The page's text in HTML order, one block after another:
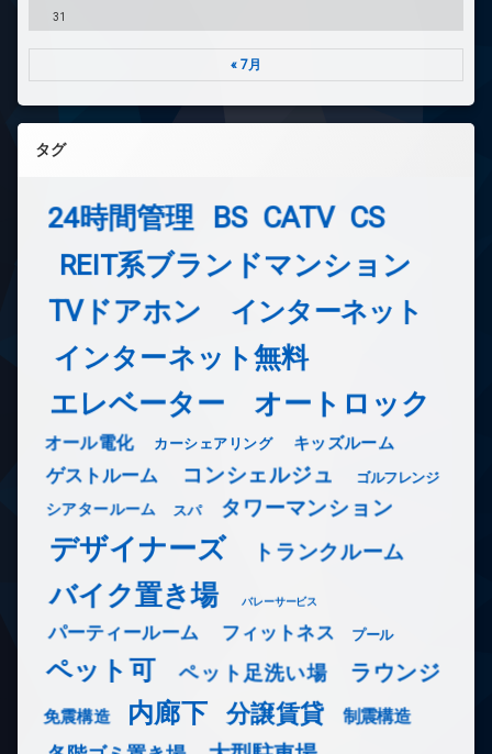
31
« 7月
タグ
24時間管理 BS CATV CS
REIT系ブランドマンション
TVドアホン インターネット
インターネット無料
エレベーター オートロック
オール電化 カーシェアリング キッズルーム
ゲストルーム コンシェルジュ ゴルフレンジ
シアタールーム スパ タワーマンション
デザイナーズ トランクルーム
バイク置き場 バレーサービス
パーティールーム フィットネス プール
ペット可 ペット足洗い場 ラウンジ
免震構造 内廊下 分譲賃貸 制震構造